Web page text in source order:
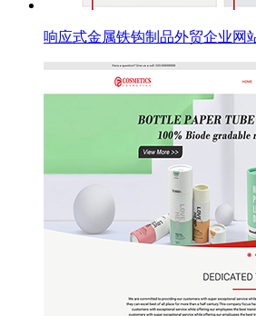
响应式金属铁钩制品外贸企业网